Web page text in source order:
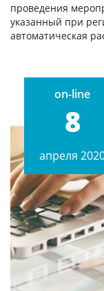
проведения
указанный при
автоматическая
on-line
8
апреля